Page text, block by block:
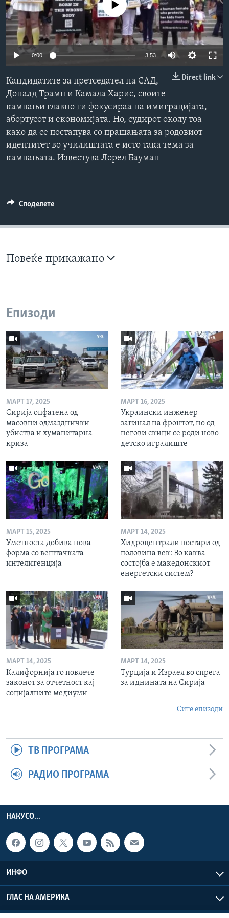
ИНТЕРВЈУА
Јазици
No media source currently available
0:00 3:53
Direct link
Кандидатите за претседател на САД,
Доналд Трамп и Камала Харис, своите
кампањи главно ги фокусираа на имиграцијата,
абортусот и економијата. Но, судирот околу тоа
како да се постапува со прашањата за родовиот
идентитет во училиштата е исто така тема за
кампањата. Известува Лорел Бауман
Споделете
Повеќе прикажано
Епизоди
МАРТ 17, 2025
Сирија опфатена од
масовни одмазднички
убиства и хуманитарна
криза
МАРТ 16, 2025
Украински инженер
загинал на фронтот, но од
негови скици се роди ново
детско игралиште
МАРТ 15, 2025
Уметноста добива нова
форма со вештачката
интелигенција
МАРТ 14, 2025
Хидроцентрали постари од
половина век: Во каква
состојба е македонскиот
енергетски систем?
МАРТ 14, 2025
Калифорнија го повлече
законот за отчетност кај
социјалните медиуми
МАРТ 14, 2025
Турција и Израел во спрега
за иднината на Сирија
Сите епизоди
ТВ ПРОГРАМА
РАДИО ПРОГРАМА
НАКУСО...
ИНФО
ГЛАС НА АМЕРИКА